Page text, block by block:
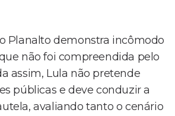
Planalto demonstra incômodo
não foi compreendida pelo
assim, Lula não pretende
públicas e deve conduzir a
avaliando tanto o cenário